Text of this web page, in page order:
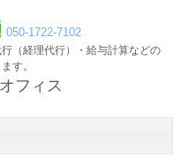
050-1722-7102
（経理代行）・給与計算などの
す。
フィス